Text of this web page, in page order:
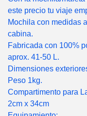
este precio tu viaje
Mochila con medidas
cabina.
Fabricada con 100%
aprox. 41-50 L.
Dimensiones
Peso 1kg.
Compartimento para
2cm x 34cm